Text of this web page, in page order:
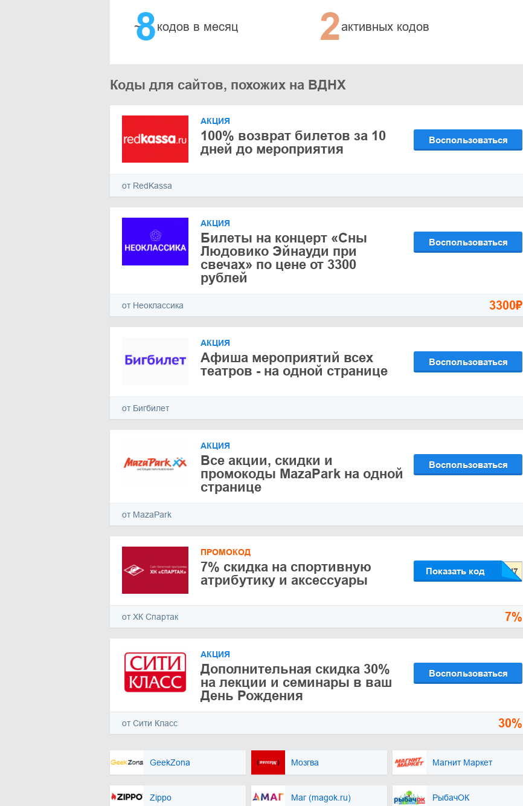
~
8кодов в месяц 2активных кодов
Коды для сайтов, похожих на ВДНХ
АКЦИЯ
100% возврат билетов за 10
дней до мероприятия
Воспользоваться
от RedKassa
АКЦИЯ
Билеты на концерт «Сны
Людовико Эйнауди при
свечах» по цене от 3300
рублей
Воспользоваться
от Неоклассика 3300₽
АКЦИЯ
Афиша мероприятий всех
театров - на одной странице
Воспользоваться
от Бигбилет
АКЦИЯ
Все акции, скидки и
промокоды MazaPark на одной
странице
Воспользоваться
от MazaPark
ПРОМОКОД
7% скидка на спортивную
атрибутику и аксессуары
Показать код
от ХК Спартак 7%
АКЦИЯ
Дополнительная скидка 30%
на лекции и семинары в ваш
День Рождения
Воспользоваться
от Сити Класс 30%
GeekZona Мозгва Магнит Маркет
Zippo Маг (magok.ru) РыбачОК